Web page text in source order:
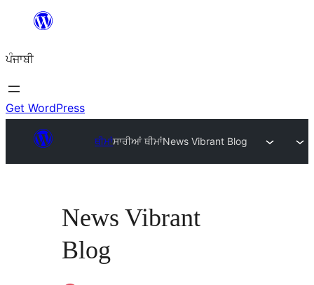
'ਤੇ
ਜਾਓ
ਪੰਜਾਬੀ
Get WordPress
ਥੀਮਾਂਸਾਰੀਆਂ ਥੀਮਾਂNews Vibrant Blog
News Vibrant
Blog